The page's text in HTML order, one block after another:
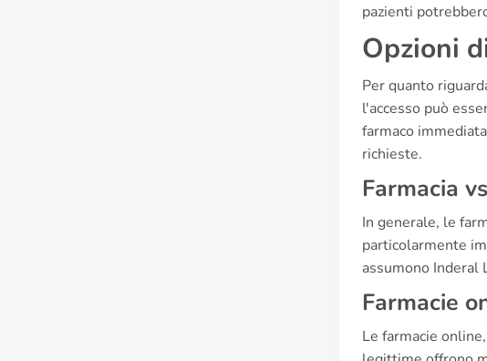
pazienti
Opzioni
Per quanto
l'accesso può
farmaco
richieste.
Farmacia
In generale, le
particolarmente
assumono Inderal
Farmacie
Le farmacie